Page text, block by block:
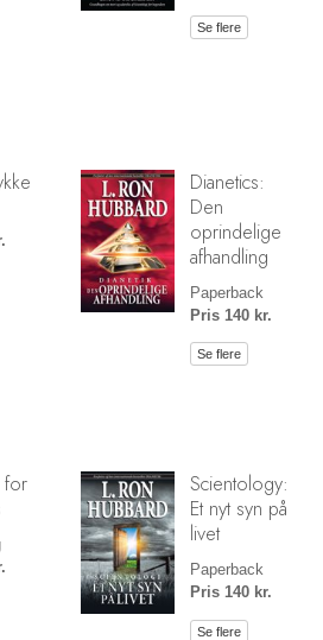
Se flere
Dianetics:
Den
oprindelige
afhandling
Paperback
Pris 140 kr.
Se flere
for
Scientology:
Et nyt syn på
livet
Paperback
Pris 140 kr.
Se flere